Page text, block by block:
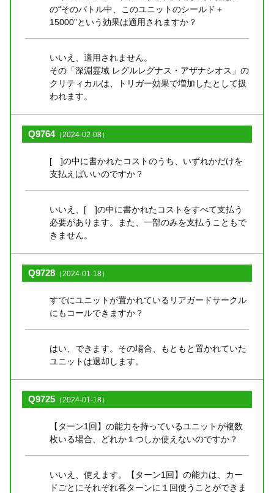
の“そのバトル中、このユニットのシールド＋
15000”という効果は適用されますか？
いいえ、適用されません。
その「深淵霊域 レグルレグナス・アザナシオス」の
クリティカルは、トリガー効果で増加したとして扱
われます。
Q9764（2024-02-08）
[ ]の中に書かれたコストのうち、いずれかだけを
支払えばいいのですか？
いいえ、[ ]の中に書かれたコストをすべて支払う
必要があります。また、一部のみを支払うこともで
きません。
Q9728 （2024-01-18）
すでにユニットが置かれているリアガードサークル
にもコールできますか？
はい、できます。その場合、もともと置かれていた
ユニットは退却します。
Q9725 （2024-01-18）
【ターン1回】の能力を持っているユニットが複数
枚いる場合、どれか１つしか使えないのですか？
いいえ、使えます。【ターン1回】の能力は、カー
ドごとにそれぞれ各ターンに１回使うことができま